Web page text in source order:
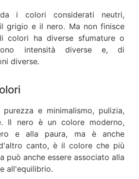
i colori considerati neutri,
grigio e il nero. Ma non finisce
colori ha diverse sfumature o
intensità diverse e, di
diverse.
e minimalismo, pulizia,
Il nero è un colore moderno,
e alla paura, ma è anche
canto, è il colore che più
può anche essere associato alla
all'equilibrio.